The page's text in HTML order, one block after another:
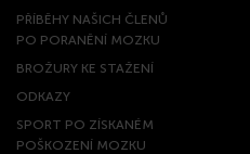
PŘÍBĚHY NAŠICH ČLENŮ
PO PORANĚNÍ MOZKU
BROŽURY KE STAŽENÍ
ODKAZY
SPORT PO ZÍSKANÉM
POŠKOZENÍ MOZKU